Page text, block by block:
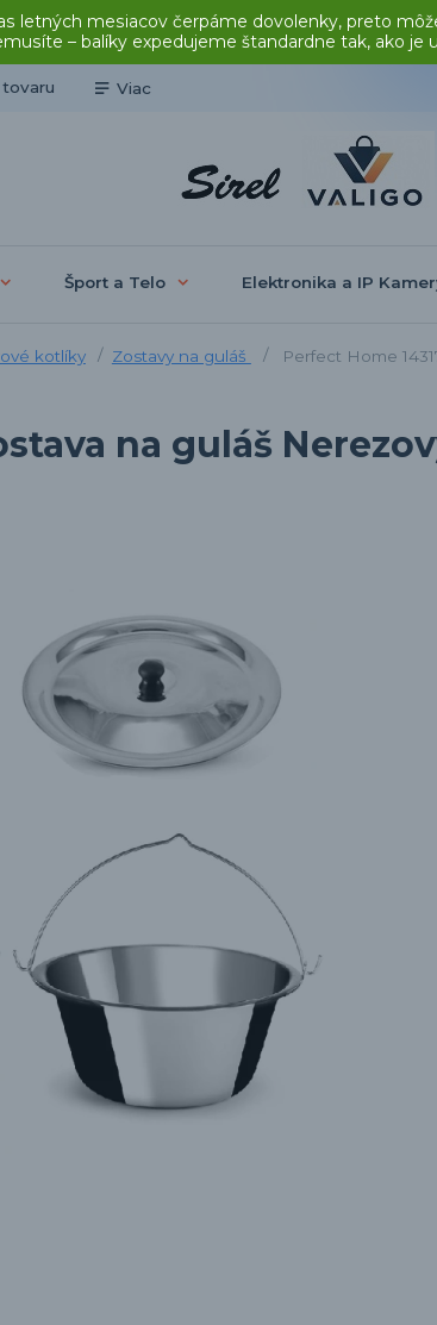
letných mesiacov čerpáme dovolenky, preto
– balíky expedujeme štandardne tak, ako je
Viac
Šport a Telo Elektronika a IP
kotlíky Zostavy na guláš Perfect Home
na guláš